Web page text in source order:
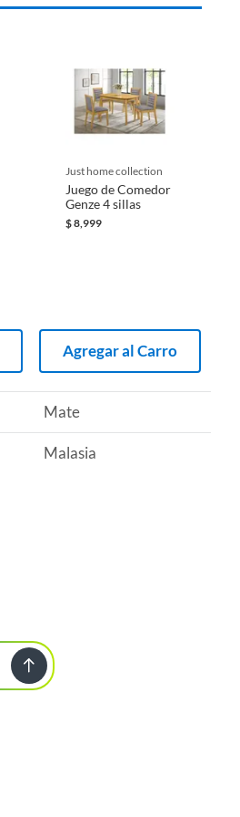
just home collection
Juego de Comedor
Genze 4 sillas
$8,999
Agregar al Carro
Mate
Malasia